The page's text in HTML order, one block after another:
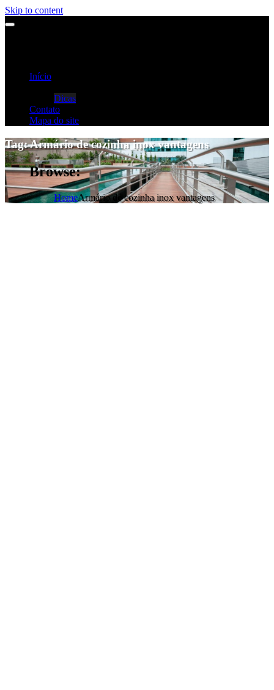
Skip to content
Início
Dicas
Contato
Mapa do site
Tag:Armário de cozinha inox vantagens
Browse:
HomeArmário de cozinha inox vantagens